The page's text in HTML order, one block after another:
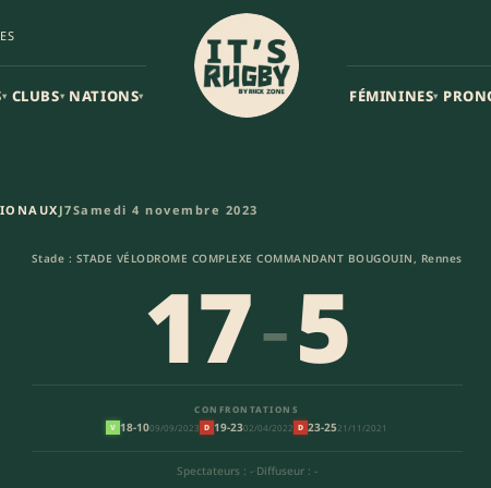
▾ CLUBS▾ NATIONS▾ FÉMININES▾
R.E.C.R. – - Union
J7Samedi 4 novembre 2023
Stade : STADE VÉLODROME COMPLEXE COMMANDANT BOUGOUIN, Rennes
17-5
CONFRONTATIONS
V 18-1009/09/2023 D 19-2302/04/2022 D 23-2521/11/2021
Spectateurs : -·Diffuseur : -